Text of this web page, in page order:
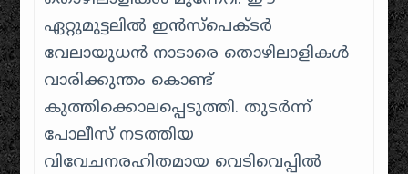
ഏറ്റുമുട്ടലിൽ ഇൻസ്പെക്ടർ
വേലായുധൻ നാടാരെ തൊഴിലാളികൾ
വാരിക്കുന്തം കൊണ്ട്
കുത്തിക്കൊലപ്പെടുത്തി. തുടർന്ന്
പോലീസ് നടത്തിയ
വിവേചനരഹിതമായ വെടിവെപ്പിൽ